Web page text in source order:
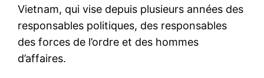
Vietnam, qui vise depuis plusieurs années des
responsables politiques, des responsables
des forces de l’ordre et des hommes
d’affaires.